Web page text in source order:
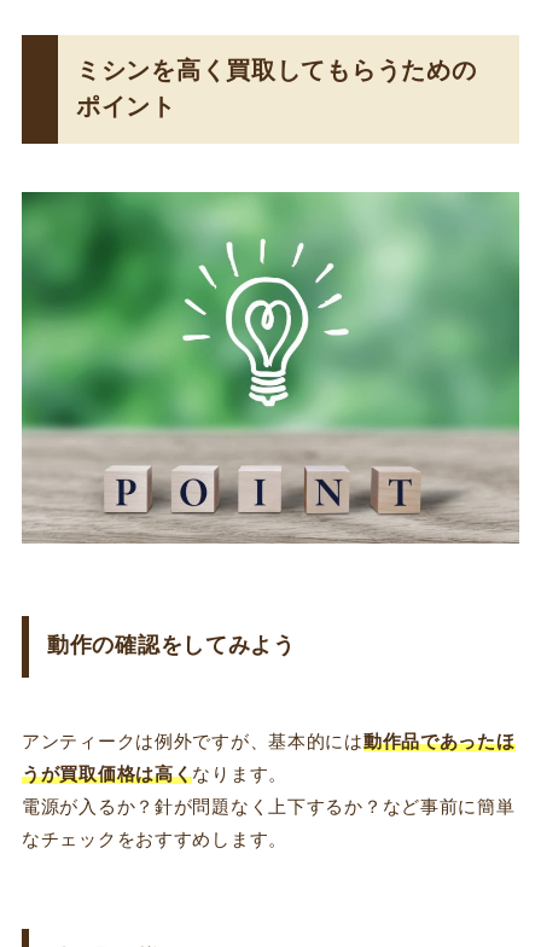
ミシンを高く買取してもらうための
ポイント
動作の確認をしてみよう
アンティークは例外ですが、基本的には動作品であったほ
うが買取価格は高くなります。
電源が入るか？針が問題なく上下するか？など事前に簡単
なチェックをおすすめします。